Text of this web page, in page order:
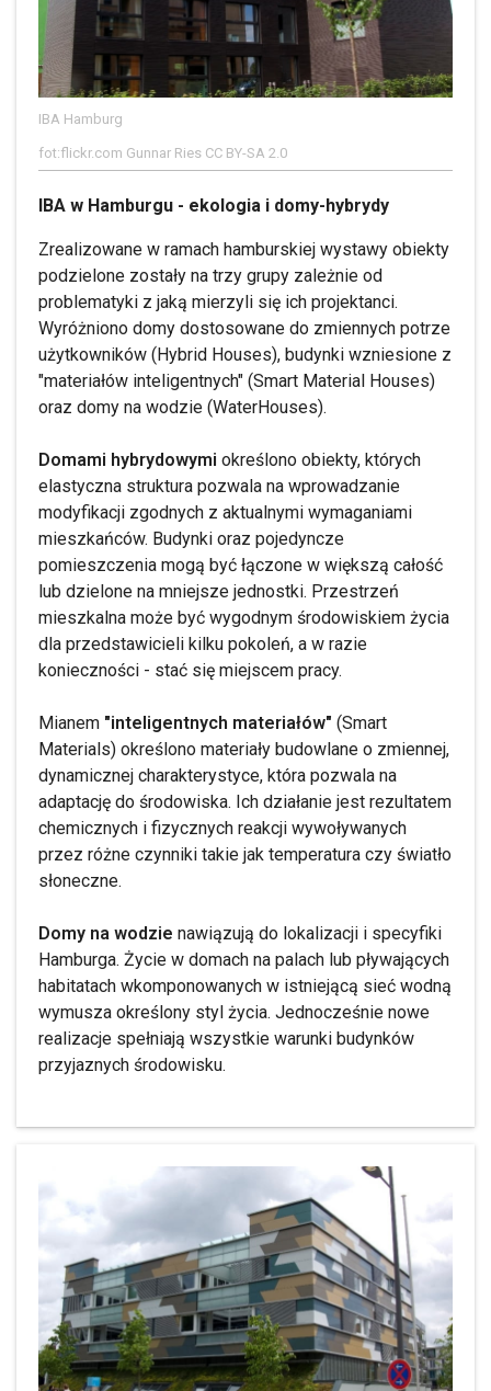
IBA Hamburg
fot:flickr.com Gunnar Ries CC BY-SA 2.0
IBA w Hamburgu - ekologia i domy-hybrydy
Zrealizowane w ramach hamburskiej wystawy obiekty
podzielone zostały na trzy grupy zależnie od
problematyki z jaką mierzyli się ich projektanci.
Wyróżniono domy dostosowane do zmiennych potrze
użytkowników (Hybrid Houses), budynki wzniesione z
"materiałów inteligentnych" (Smart Material Houses)
oraz domy na wodzie (WaterHouses).
Domami hybrydowymi określono obiekty, których
elastyczna struktura pozwala na wprowadzanie
modyfikacji zgodnych z aktualnymi wymaganiami
mieszkańców. Budynki oraz pojedyncze
pomieszczenia mogą być łączone w większą całość
lub dzielone na mniejsze jednostki. Przestrzeń
mieszkalna może być wygodnym środowiskiem życia
dla przedstawicieli kilku pokoleń, a w razie
konieczności - stać się miejscem pracy.
Mianem "inteligentnych materiałów" (Smart
Materials) określono materiały budowlane o zmiennej,
dynamicznej charakterystyce, która pozwala na
adaptację do środowiska. Ich działanie jest rezultatem
chemicznych i fizycznych reakcji wywoływanych
przez różne czynniki takie jak temperatura czy światło
słoneczne.
Domy na wodzie nawiązują do lokalizacji i specyfiki
Hamburga. Życie w domach na palach lub pływających
habitatach wkomponowanych w istniejącą sieć wodną
wymusza określony styl życia. Jednocześnie nowe
realizacje spełniają wszystkie warunki budynków
przyjaznych środowisku.